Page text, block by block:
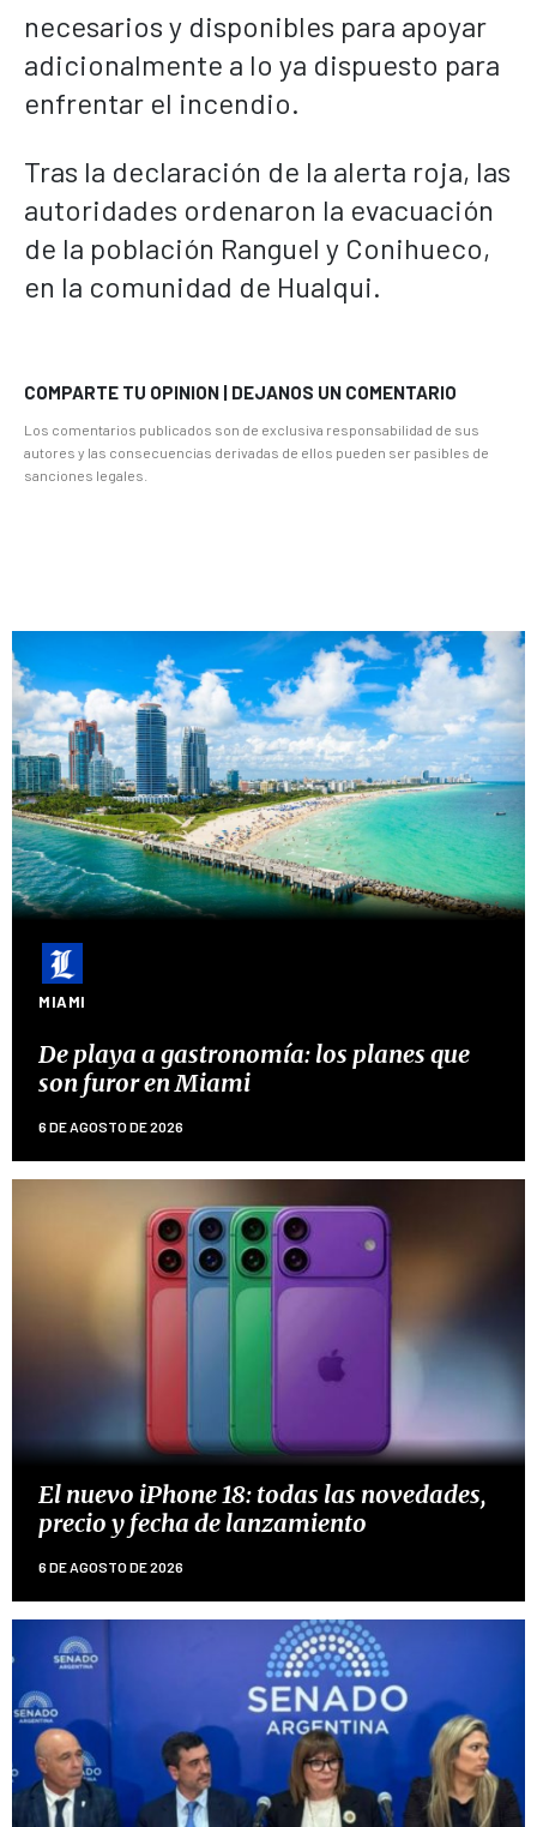
necesarios y disponibles para apoyar
adicionalmente a lo ya dispuesto para
enfrentar el incendio.
Tras la declaración de la alerta roja, las
autoridades ordenaron la evacuación
de la población Ranguel y Conihueco,
en la comunidad de Hualqui.
COMPARTE TU OPINION | DEJANOS UN COMENTARIO
Los comentarios publicados son de exclusiva responsabilidad de sus
autores y las consecuencias derivadas de ellos pueden ser pasibles de
sanciones legales.
MIAMI
De playa a gastronomía: los planes que
son furor en Miami
6 DE AGOSTO DE 2026
El nuevo iPhone 18: todas las novedades,
precio y fecha de lanzamiento
6 DE AGOSTO DE 2026